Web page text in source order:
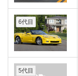
6代目
5代目